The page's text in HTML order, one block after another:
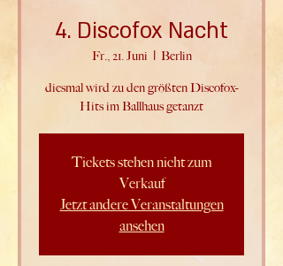
4. Discofox Nacht
Fr., 21. Juni
  |
Berlin
diesmal wird zu den größten Discofox-
Hits im Ballhaus getanzt
Tickets stehen nicht zum
Verkauf
Jetzt andere Veranstaltungen
ansehen